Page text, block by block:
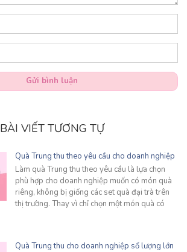
Gửi bình luận
BÀI VIẾT TƯƠNG TỰ
Quà Trung thu theo yêu cầu cho doanh nghiệp
Làm quà Trung thu theo yêu cầu là lựa chọn
phù hợp cho doanh nghiệp muốn có món quà
riêng, không bị giống các set quà đại trà trên
thị trường. Thay vì chỉ chọn một món quà có
Quà Trung thu cho doanh nghiệp số lượng lớn